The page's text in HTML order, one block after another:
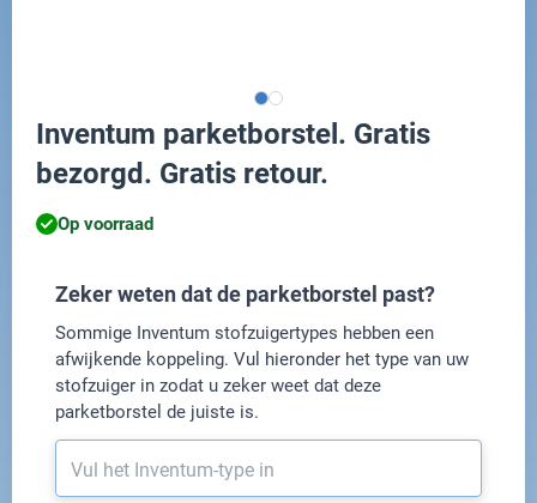
Inventum parketborstel. Gratis
bezorgd. Gratis retour.
Op voorraad
Zeker weten dat de parketborstel past?
Sommige Inventum stofzuigertypes hebben een
afwijkende koppeling. Vul hieronder het type van uw
stofzuiger in zodat u zeker weet dat deze
parketborstel de juiste is.